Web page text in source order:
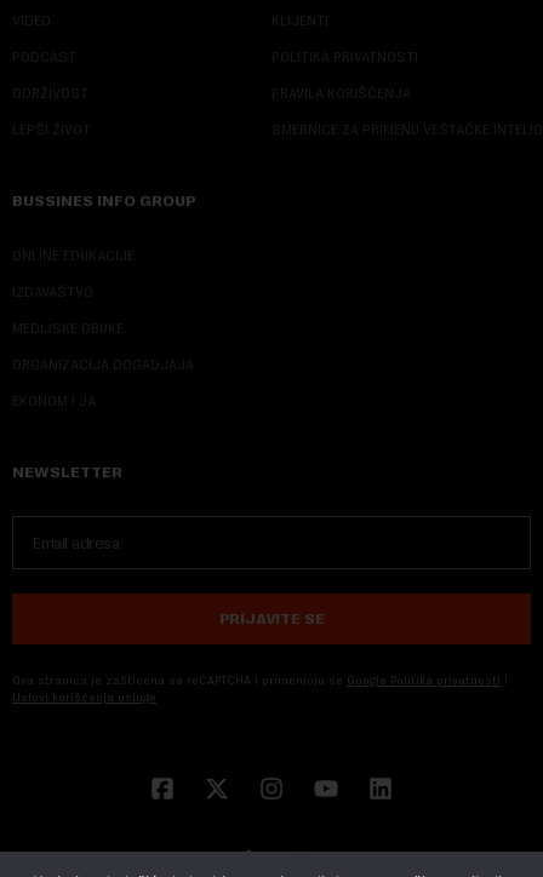
VIDEO
PODCAST
ODRŽIVOST
LEPŠI ŽIVOT
KLIJENTI
POLITIKA PRIVATNOSTI
PRAVILA KORIŠĆENJA
SMERNICE ZA PRIMENU VEŠTAČKE
BUSSINES INFO GROUP
ONLINE EDUKACIJE
IZDAVAŠTVO
MEDIJSKE OBUKE
ORGANIZACIJA DOGADJAJA
EKONOM I JA
NEWSLETTER
PRIJAVITE SE
Ova stranica je zaštićena sa reCAPTCHA i primenjuju se Google Politika privatnosti i
Uslovi korišćenja usluge